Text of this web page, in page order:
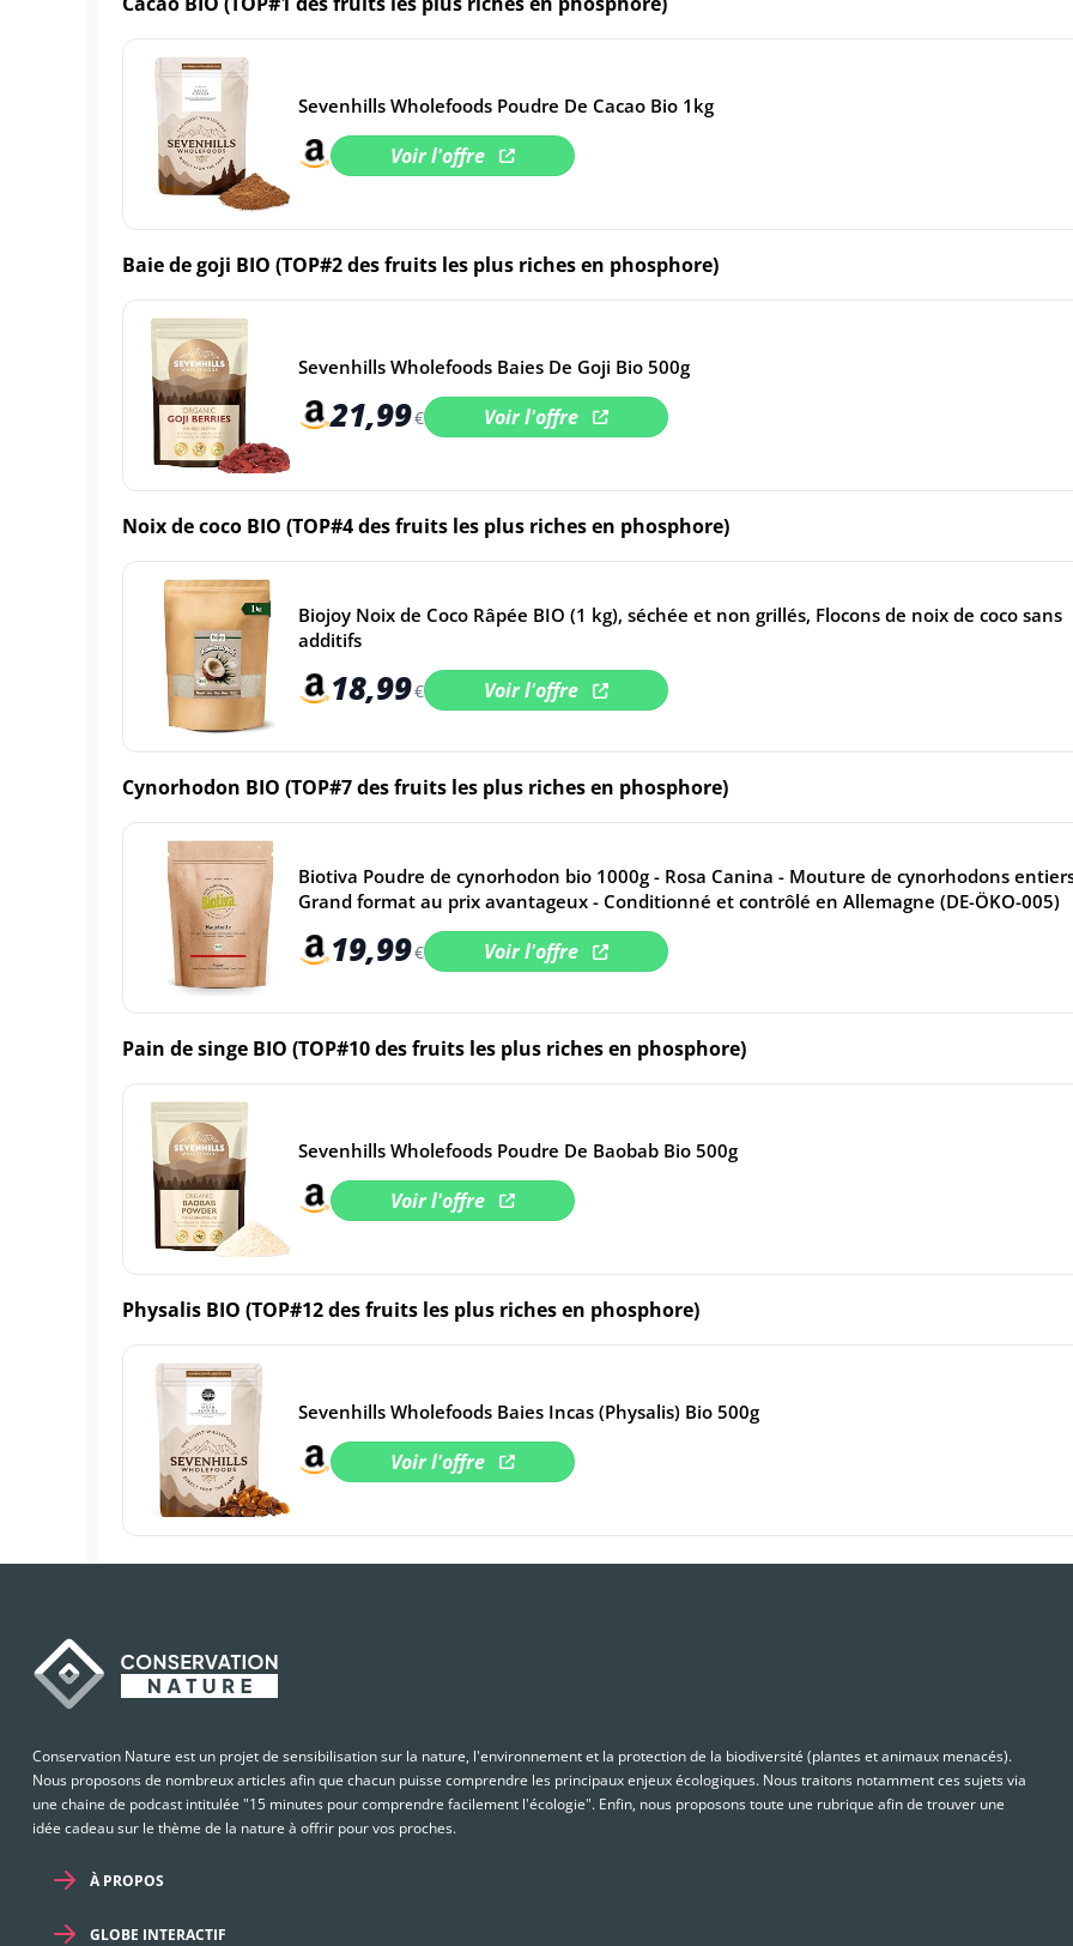
Sevenhills Wholefoods Poudre De Cacao Bio 1kg
Voir l'offre
Baie de goji BIO (TOP#2 des fruits les plus riches en phosphore)
Sevenhills Wholefoods Baies De Goji Bio 500g
21,99€ Voir l'offre
Noix de coco BIO (TOP#4 des fruits les plus riches en phosphore)
Biojoy Noix de Coco Râpée BIO (1 kg), séchée et non grillés, Flocons de noix de coco sans
additifs
18,99€ Voir l'offre
Cynorhodon BIO (TOP#7 des fruits les plus riches en phosphore)
Biotiva Poudre de cynorhodon bio 1000g - Rosa Canina - Mouture de cynorhodons
Grand format au prix avantageux - Conditionné et contrôlé en Allemagne (DE-ÖKO-005)
19,99€ Voir l'offre
Pain de singe BIO (TOP#10 des fruits les plus riches en phosphore)
Sevenhills Wholefoods Poudre De Baobab Bio 500g
Voir l'offre
Physalis BIO (TOP#12 des fruits les plus riches en phosphore)
Sevenhills Wholefoods Baies Incas (Physalis) Bio 500g
Voir l'offre
Conservation Nature est un projet de sensibilisation sur la nature, l'environnement et la protection de la biodiversité (plantes et animaux menacés).
Nous proposons de nombreux articles afin que chacun puisse comprendre les principaux enjeux écologiques. Nous traitons notamment ces sujets via
une chaine de podcast intitulée "15 minutes pour comprendre facilement l'écologie". Enfin, nous proposons toute une rubrique afin de trouver une
idée cadeau sur le thème de la nature à offrir pour vos proches.
À PROPOS
GLOBE INTERACTIF